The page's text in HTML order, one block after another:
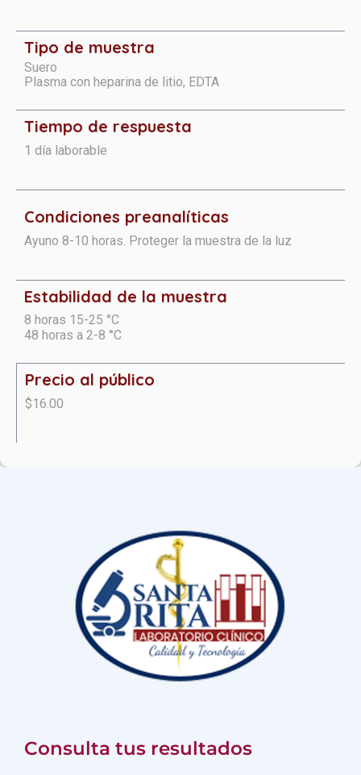
Tipo de muestra
Suero
Plasma con heparina de litio, EDTA
Tiempo de respuesta
1 día laborable
Condiciones preanalíticas
Ayuno 8-10 horas. Proteger la muestra de la luz
Estabilidad de la muestra
8 horas 15-25 °C
48 horas a 2-8 °C
Precio al público
$16.00
Consulta tus resultados